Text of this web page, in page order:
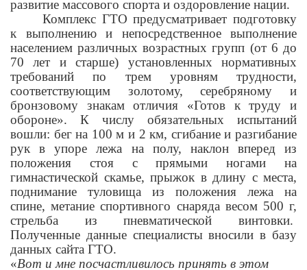
развитие массового спорта и оздоровление нации.
Комплекс ГТО предусматривает подготовку
к выполнению и непосредственное выполнение
населением различных возрастных групп (от 6 до
70 лет и старше) установленных нормативных
требований по трем уровням трудности,
соответствующим золотому, серебряному и
бронзовому знакам отличия «Готов к труду и
обороне». К числу обязательных испытаний
вошли: бег на 100 м и 2 км, сгибание и разгибание
рук в упоре лежа на полу, наклон вперед из
положения стоя с прямыми ногами на
гимнастической скамье, прыжок в длину с места,
поднимание туловища из положения лежа на
спине, метание спортивного снаряда весом 500 г,
стрельба из пневматической винтовки.
Полученные данные специалисты вносили в базу
данных сайта ГТО.
«Вот и мне посчастливилось принять в этом